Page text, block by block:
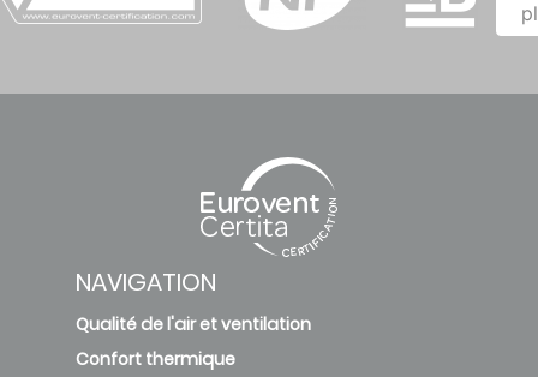
NAVIGATION
Qualité de l'air et ventilation
Confort thermique